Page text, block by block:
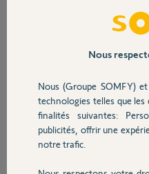
Sécurité
Domotique
Je souhaite monter un vérin
défaillant... est-ce compatible
apparemment oui...
JEAN-YVES L.
il y a plus de 11 ans
Participer
Nous
Nous (Groupe SOMFY)
technologies telles que
finalités suivantes:
publicités, offrir une
notre trafic.